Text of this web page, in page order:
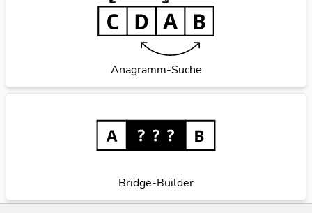
Anagramm-Suche
Bridge-Builder